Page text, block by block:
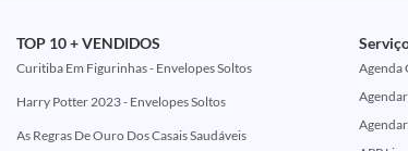
TOP 10 + VENDIDOS
Curitiba Em Figurinhas - Envelopes Soltos
Harry Potter 2023 - Envelopes Soltos
As Regras De Ouro Dos Casais Saudáveis
Agenda